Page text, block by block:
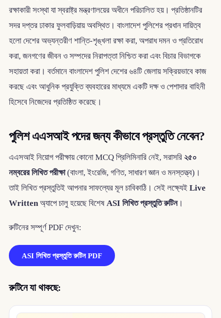
রক্ষাকারী সংস্থা যা স্বরাষ্ট্র মন্ত্রণালয়ের অধীনে পরিচালিত হয়। প্রতিষ্ঠানটির
সদর দপ্তর ঢাকার ফুলবাড়িয়ায় অবস্থিত। বাংলাদেশ পুলিশের প্রধান দায়িত্ব
হলো দেশের অভ্যন্তরীণ শান্তি-শৃঙ্খলা রক্ষা করা, অপরাধ দমন ও প্রতিরোধ
করা, জনগণের জীবন ও সম্পদের নিরাপত্তা নিশ্চিত করা এবং বিচার বিভাগকে
সহায়তা করা। বর্তমানে বাংলাদেশ পুলিশ দেশের ৬৪টি জেলায় সক্রিয়ভাবে কাজ
করছে এবং আধুনিক প্রযুক্তি ব্যবহারের মাধ্যমে একটি দক্ষ ও পেশাদার বাহিনী
হিসেবে নিজেদের প্রতিষ্ঠিত করেছে।
পুলিশ এএসআই পদের জন্য কীভাবে প্রস্তুতি নেবেন?
এএসআই নিয়োগ পরীক্ষায় কোনো MCQ প্রিলিমিনারি নেই, সরাসরি ২৫০
নম্বরের লিখিত পরীক্ষা(বাংলা, ইংরেজি, গণিত, সাধারণ জ্ঞান ও মনস্তত্ত্ব)।
তাই লিখিত প্রস্তুতিই আপনার সাফল্যের মূল চাবিকাঠি। সেই লক্ষ্যেই Live
Writtenঅ্যাপে চালু হয়েছে বিশেষ ASI লিখিত প্রস্তুতি রুটিন।
রুটিনের সম্পূর্ণ PDF দেখুন:
ASI লিখিত প্রস্তুতি রুটিন PDF
রুটিনে যা থাকছে: